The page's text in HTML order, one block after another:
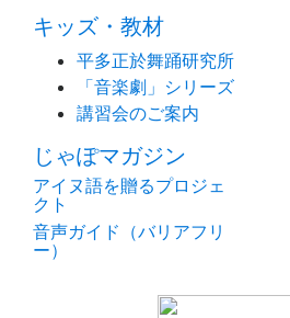
キッズ・教材
平多正於舞踊研究所
「音楽劇」シリーズ
講習会のご案内
じゃぽマガジン
アイヌ語を贈るプロジェ
クト
音声ガイド（バリアフリ
ー）